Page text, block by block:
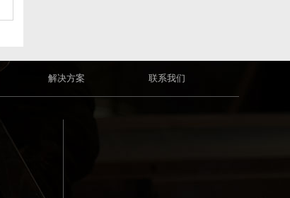
解决方案 联系我们